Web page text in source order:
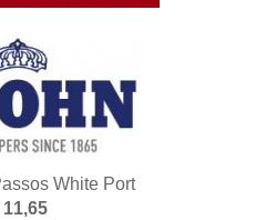
White Port
11,65